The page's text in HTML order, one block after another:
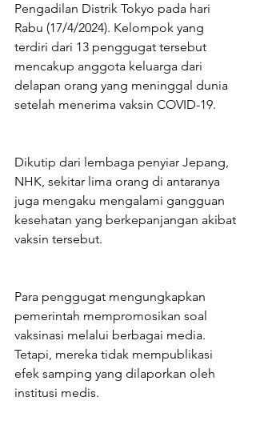
Pengadilan Distrik Tokyo pada hari
Rabu (17/4/2024). Kelompok yang
terdiri dari 13 penggugat tersebut
mencakup anggota keluarga dari
delapan orang yang meninggal dunia
setelah menerima vaksin COVID-19.
Dikutip dari lembaga penyiar Jepang,
NHK, sekitar lima orang di antaranya
juga mengaku mengalami gangguan
kesehatan yang berkepanjangan akibat
vaksin tersebut.
Para penggugat mengungkapkan
pemerintah mempromosikan soal
vaksinasi melalui berbagai media.
Tetapi, mereka tidak mempublikasi
efek samping yang dilaporkan oleh
institusi medis.